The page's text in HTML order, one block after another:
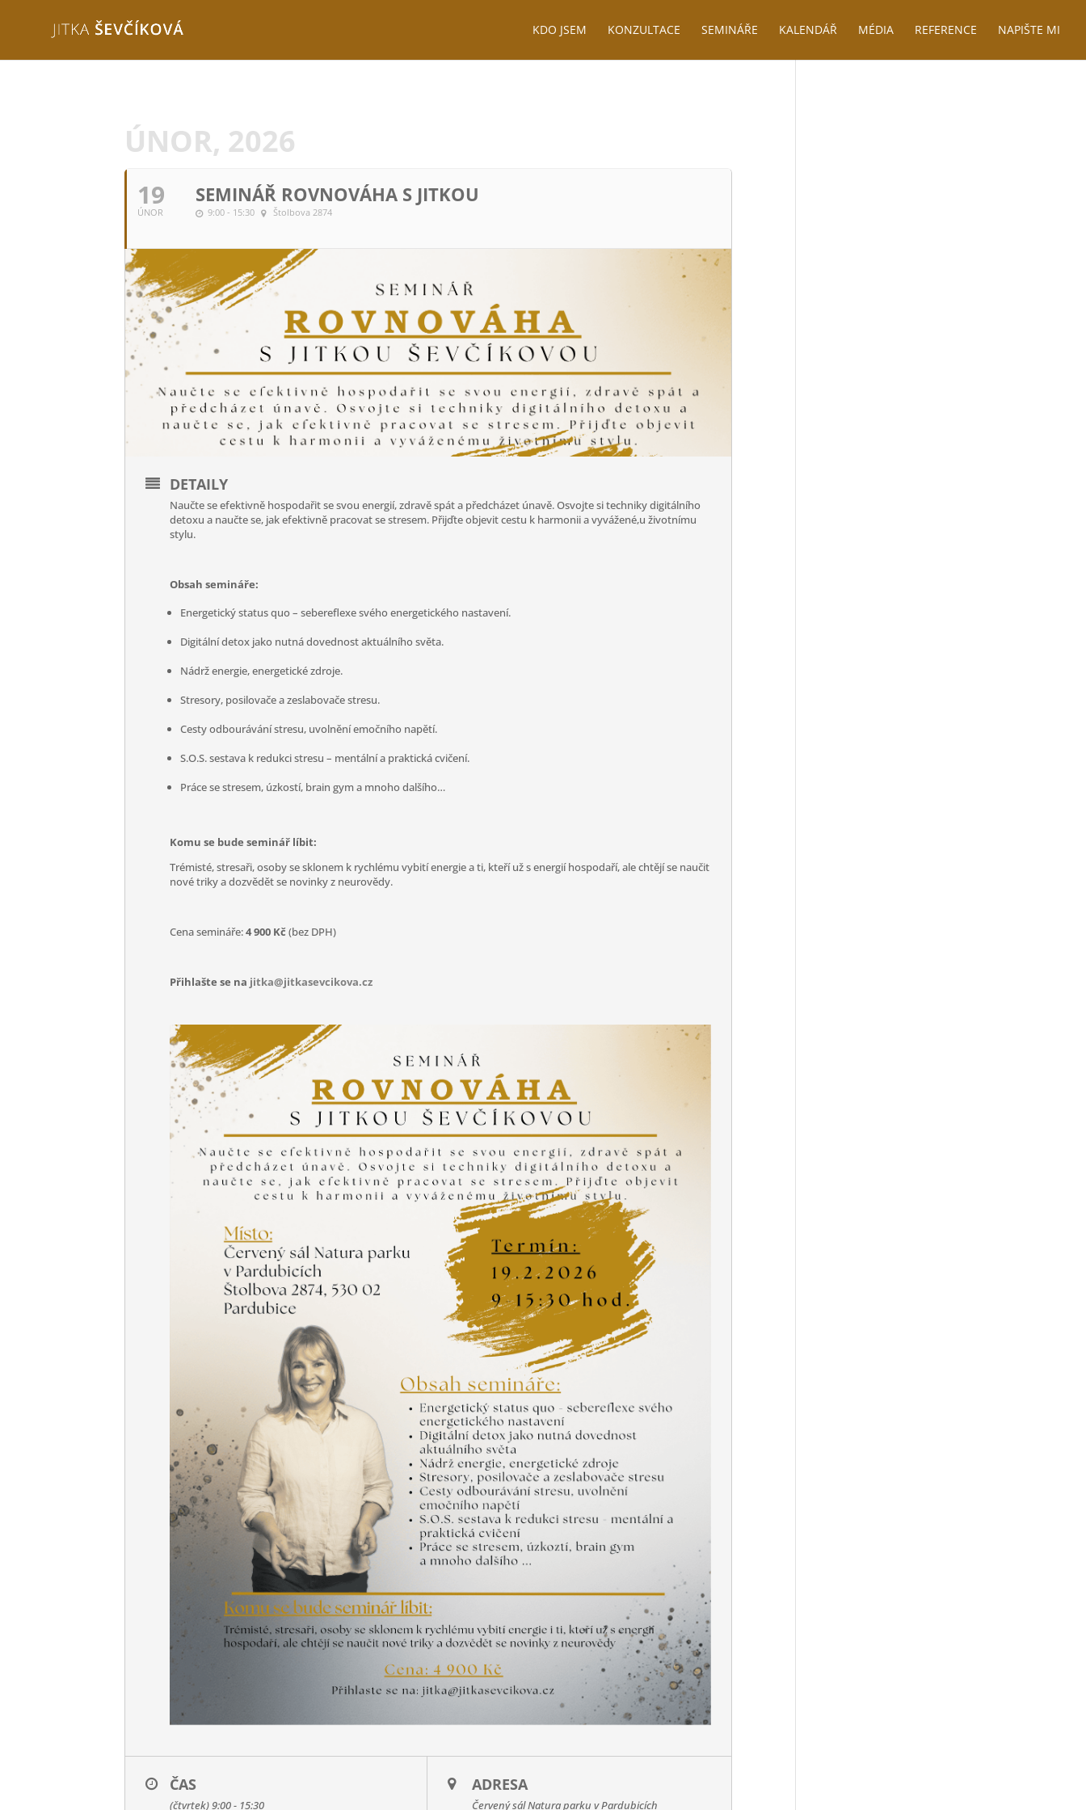
KDO JSEM KONZULTACE SEMINÁŘE KALENDÁŘ MÉDIA REFERENCE NAPIŠTE MI
ÚNOR, 2026
19
ÚNOR
SEMINÁŘ ROVNOVÁHA S JITKOU
9:00 - 15:30 Štolbova 2874
DETAILY
Naučte se efektivně hospodařit se svou energií, zdravě spát a předcházet únavě. Osvojte si techniky digitálního
detoxu a naučte se, jak efektivně pracovat se stresem. Přijďte objevit cestu k harmonii a vyvážené,u životnímu
stylu.
Obsah semináře:
Energetický status quo – sebereflexe svého energetického nastavení.
Digitální detox jako nutná dovednost aktuálního světa.
Nádrž energie, energetické zdroje.
Stresory, posilovače a zeslabovače stresu.
Cesty odbourávání stresu, uvolnění emočního napětí.
S.O.S. sestava k redukci stresu – mentální a praktická cvičení.
Práce se stresem, úzkostí, brain gym a mnoho dalšího…
Komu se bude seminář líbit:
Trémisté, stresaři, osoby se sklonem k rychlému vybití energie a ti, kteří už s energií hospodaří, ale chtějí se naučit
nové triky a dozvědět se novinky z neurovědy.
Cena semináře:4 900 Kč(bez DPH)
Přihlašte se na jitka@jitkasevcikova.cz
ČAS
(čtvrtek) 9:00 - 15:30
ADRESA
Červený sál Natura parku v Pardubicích